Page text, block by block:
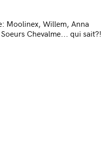
Moolinex, Willem, Anna
Chevalme... qui sait?!